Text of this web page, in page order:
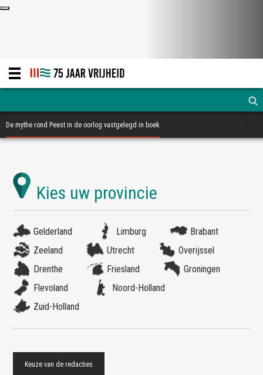
De mythe rond Peest in de oorlog vastgelegd in boek
Gelderland Limburg
Brabant
Zeeland
Utrecht
Overijssel
Drenthe
Friesland
Groningen
Flevoland
Noord-Holland
Zuid-Holland